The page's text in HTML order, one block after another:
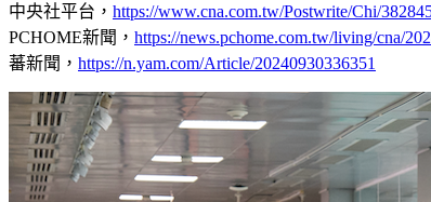
中央社平台， https://www.cna.com.tw/Postwrite/Chi/
PCHOME新聞， https://news.pchome.com.tw/living/cna/
蕃新聞， https://n.yam.com/Article/20240930336351